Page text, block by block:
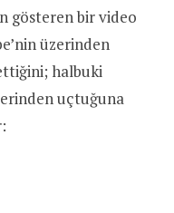
gösteren bir video
üzerinden
halbuki
uçtuğuna